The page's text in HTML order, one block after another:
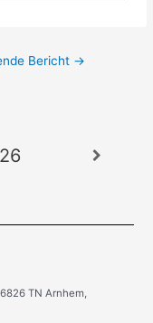
Bericht →
TN Arnhem,